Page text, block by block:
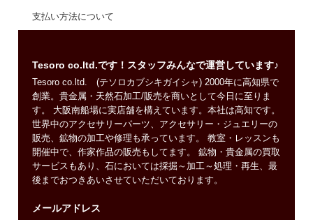
支払い方法について
Tesoro co.ltd.です！スタッフみんなで運営しています♪
Tesoro co.ltd. (テソロカブシキガイシャ) 2000年に高知県で
創業。貴金属・天然石加工/販売を商いとして今日に至りま
す。 大阪南船場に実店舗を構えています。本社は高知です。
世界中のアクセサリーパーツ、アクセサリー・ジュエリーの
販売、鉱物の加工や修理も承っています。 教室・レッスンも
開催中で、作家作品の販売もしてます。 鉱物・貴金属の買取
サービスもあり、石においては採掘～加工～処理・再生、最
後までおつきあいさせていただいております。
メールアドレス